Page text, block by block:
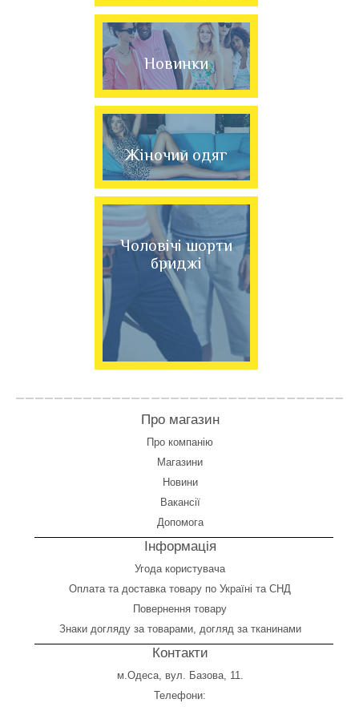
Новинки
Жіночий одяг
Чоловічі шорти
бриджі
Про магазин
Про компанію
Магазини
Новини
Вакансії
Допомога
Інформація
Угода користувача
Оплататадоставка товару по Україні та СНД
Повернення товару
Знаки догляду за товарами, догляд за тканинами
Контакти
м.Одеса, вул. Базова, 11.
Телефони: